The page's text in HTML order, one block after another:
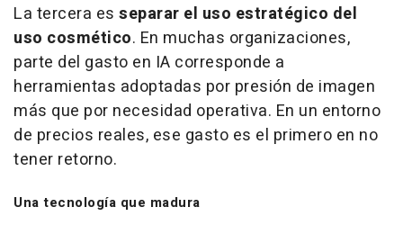
La tercera es separar el uso estratégico del
uso cosmético. En muchas organizaciones,
parte del gasto en IA corresponde a
herramientas adoptadas por presión de imagen
más que por necesidad operativa. En un entorno
de precios reales, ese gasto es el primero en no
tener retorno.
Una tecnología que madura